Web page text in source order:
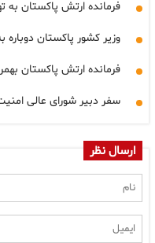
فرمانده ارتش پاکستان به
وزیر کشور پاکستان دوباره
فرمانده ارتش پاکستان
سفر دبیر شورای عالی
ارسال نظر